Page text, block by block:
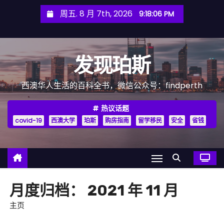
周五. 8 月 7th, 2026 9:18:08 PM
发现珀斯
西澳华人生活的百科全书，微信公众号：findperth
热议话题
covid-19 西澳大学 珀斯 购房指南 留学移民 安全 省钱
月度归档： 2021 年 11 月
主页